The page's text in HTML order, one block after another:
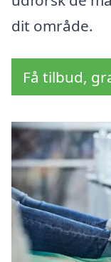
dit område.
Få tilbud,